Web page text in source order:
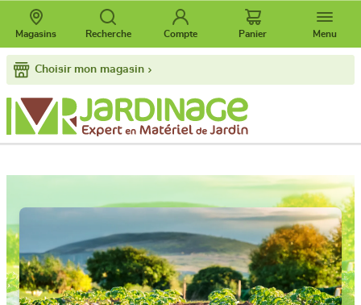
Choisir mon magasin
Magasins Recherche Compte Panier Menu